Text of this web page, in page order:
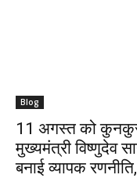
Blog
11 अगस्त को कुनकुरी
मुख्यमंत्री विष्णुदेव
बनाई व्यापक